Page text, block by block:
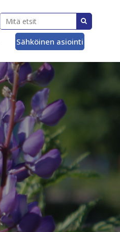
Sähköinen asiointi